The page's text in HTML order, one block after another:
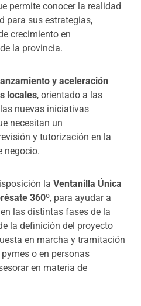
permite conocer la realidad
para sus estrategias,
crecimiento en
la provincia.
lanzamiento y aceleración
locales, orientado a las
nuevas iniciativas
necesitan un
y tutorización en la
negocio.
la Ventanilla Única
360º, para ayudar a
las distintas fases de la
la definición del proyecto
en marcha y tramitación
o en personas
en materia de